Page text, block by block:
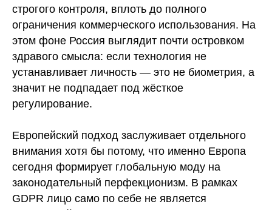
строгого контроля, вплоть до полного
ограничения коммерческого использования. На
этом фоне Россия выглядит почти островком
здравого смысла: если технология не
устанавливает личность — это не биометрия, а
значит не подпадает под жёсткое
регулирование.
Европейский подход заслуживает отдельного
внимания хотя бы потому, что именно Европа
сегодня формирует глобальную моду на
законодательный перфекционизм. В рамках
GDPR лицо само по себе не является